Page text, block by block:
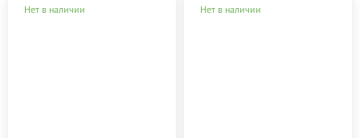
Нет в наличии Нет в наличии